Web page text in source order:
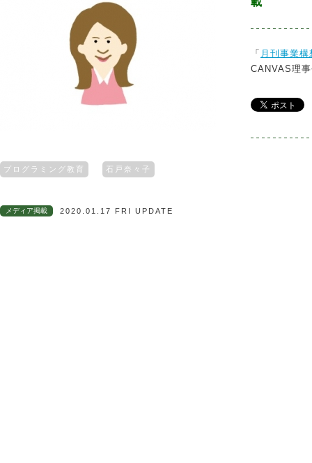
プログラミング教育 石戸奈々子
メディア掲載 2020.01.17 FRI UPDATE
「 月刊事業
CANVAS理